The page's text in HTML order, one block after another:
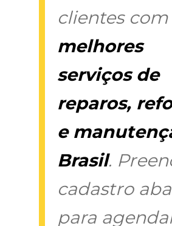
clientes com
melhores
serviços de
reparos,
e
Brasil.
cadastro
para